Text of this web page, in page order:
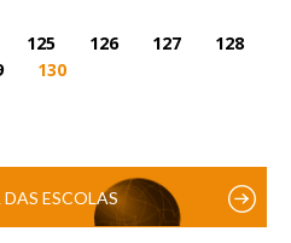
125 126 127
128
130
ESCOLAS